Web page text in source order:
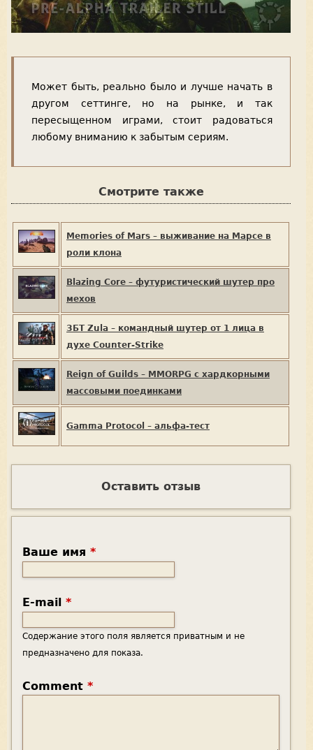
Может быть, реально было и лучше начать в
другом сеттинге, но на рынке, и так
пересыщенном играми, стоит радоваться
любому вниманию к забытым сериям.
Смотрите также
Memories of Mars – выживание на Марсе в
роли клона
Blazing Core – футуристический шутер про
мехов
ЗБТ Zula – командный шутер от 1 лица в
духе Counter-Strike
Reign of Guilds – MMORPG с хардкорными
массовыми поединками
Gamma Protocol – альфа-тест
Оставить отзыв
Ваше имя *
E-mail *
Содержание этого поля является приватным и не
предназначено для показа.
Comment *